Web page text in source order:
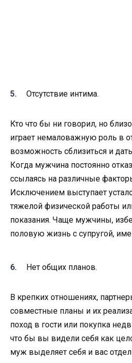
Отсутствие интима.
Кто что бы ни говорил, но
играет немаловажную роль в
возможность сблизиться и
Когда мужчина постоянно
ссылаясь на различные
Исключением выступает
тяжелой физической работы
показания. Чаще мужчины,
половую жизнь с супругой,
Нет общих планов.
В крепких отношениях,
совместные планы и их
поход в гости или покупка
что бы вы видели себя как
муж выделяет себя и вас